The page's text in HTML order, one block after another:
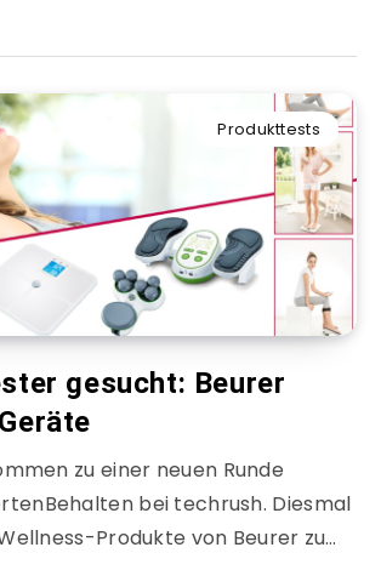
Produkttests
gesucht: Beurer
zu einer neuen Runde
bei techrush. Diesmal
Produkte von Beurer zu…